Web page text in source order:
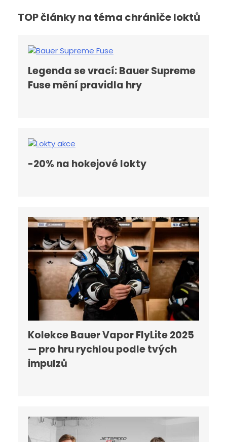
TOP články na téma chrániče loktů
Legenda se vrací: Bauer Supreme
Fuse mění pravidla hry
-20% na hokejové lokty
Kolekce Bauer Vapor FlyLite 2025
— pro hru rychlou podle tvých
impulzů